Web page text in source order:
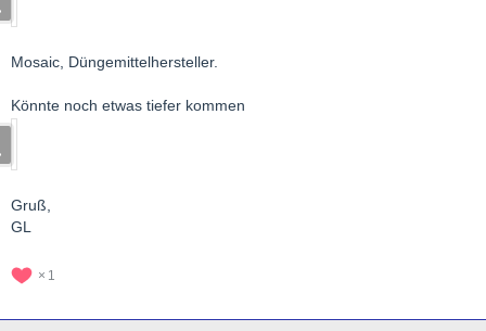
Mosaic, Düngemittelhersteller.
Könnte noch etwas tiefer kommen
Gruß,
GL
1